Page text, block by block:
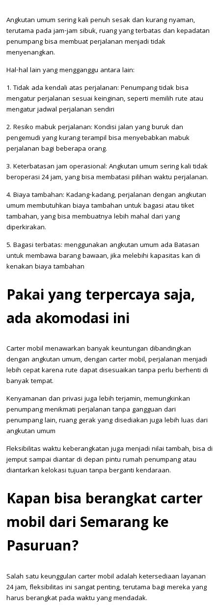
Angkutan umum sering kali penuh sesak dan kurang nyaman,
terutama pada jam-jam sibuk, ruang yang terbatas dan kepadatan
penumpang bisa membuat perjalanan menjadi tidak
menyenangkan.
Hal-hal lain yang mengganggu antara lain:
1. Tidak ada kendali atas perjalanan: Penumpang tidak bisa
mengatur perjalanan sesuai keinginan, seperti memilih rute atau
mengatur jadwal perjalanan sendiri
2. Resiko mabuk perjalanan: Kondisi jalan yang buruk dan
pengemudi yang kurang terampil bisa menyebabkan mabuk
perjalanan bagi beberapa orang.
3. Keterbatasan jam operasional: Angkutan umum sering kali tidak
beroperasi 24 jam, yang bisa membatasi pilihan waktu perjalanan.
4. Biaya tambahan: Kadang-kadang, perjalanan dengan angkutan
umum membutuhkan biaya tambahan untuk bagasi atau tiket
tambahan, yang bisa membuatnya lebih mahal dari yang
diperkirakan.
5. Bagasi terbatas: menggunakan angkutan umum ada Batasan
untuk membawa barang bawaan, jika melebihi kapasitas kan di
kenakan biaya tambahan
Pakai yang terpercaya saja,
ada akomodasi ini
Carter mobil menawarkan banyak keuntungan dibandingkan
dengan angkutan umum, dengan carter mobil, perjalanan menjadi
lebih cepat karena rute dapat disesuaikan tanpa perlu berhenti di
banyak tempat.
Kenyamanan dan privasi juga lebih terjamin, memungkinkan
penumpang menikmati perjalanan tanpa gangguan dari
penumpang lain, ruang gerak yang disediakan juga lebih luas dari
angkutan umum
Fleksibilitas waktu keberangkatan juga menjadi nilai tambah, bisa di
jemput sampai diantar di depan pintu rumah penumpang atau
diantarkan kelokasi tujuan tanpa berganti kendaraan.
Kapan bisa berangkat carter
mobil dari Semarang ke
Pasuruan?
Salah satu keunggulan carter mobil adalah ketersediaan layanan
24 jam, fleksibilitas ini sangat penting, terutama bagi mereka yang
harus berangkat pada waktu yang mendadak.